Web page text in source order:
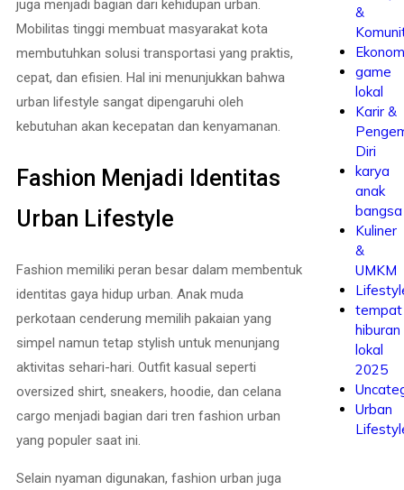
juga menjadi bagian dari kehidupan urban.
Mobilitas tinggi membuat masyarakat kota
membutuhkan solusi transportasi yang praktis,
cepat, dan efisien. Hal ini menunjukkan bahwa
urban lifestyle sangat dipengaruhi oleh
kebutuhan akan kecepatan dan kenyamanan.
Fashion Menjadi Identitas
Urban Lifestyle
Fashion memiliki peran besar dalam membentuk
identitas gaya hidup urban. Anak muda
perkotaan cenderung memilih pakaian yang
simpel namun tetap stylish untuk menunjang
aktivitas sehari-hari. Outfit kasual seperti
oversized shirt, sneakers, hoodie, dan celana
cargo menjadi bagian dari tren fashion urban
yang populer saat ini.
Selain nyaman digunakan, fashion urban juga
&
game
lokal
Karir &
Diri
karya
anak
bangsa
Kuliner
&
UMKM
tempat
hiburan
lokal
2025
Urban